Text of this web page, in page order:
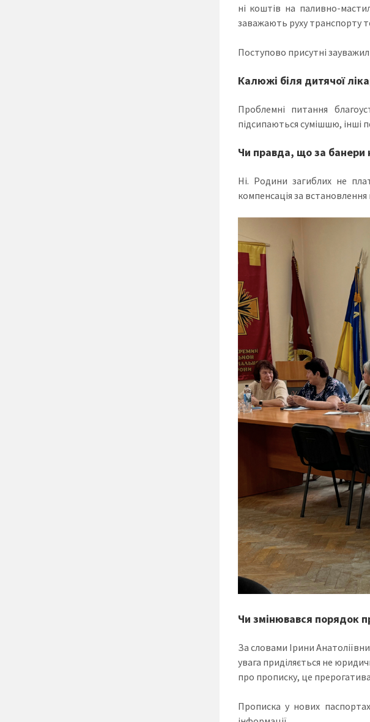
ні коштів на паливно-
заважають руху транспорту
Поступово присутні
Калюжі біля дитячої
Проблемні питання
підсипаються сумішшю, інші
Чи правда, що за банери
Ні. Родини загиблих не
компенсація за
Чи змінювався порядок
За словами Ірини
увага приділяється не
про прописку, це
Прописка у нових